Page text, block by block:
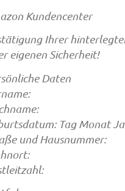
Kundencenter
Ihrer
eigenen Sicherheit!
Daten
Tag Monat
und Hausnummer: